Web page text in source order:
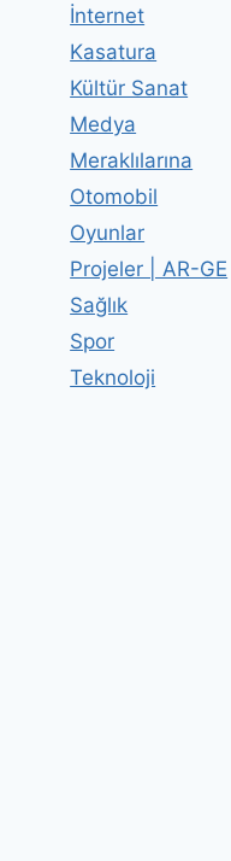
İnternet
Kasatura
Kültür Sanat
Medya
Meraklılarına
Otomobil
Oyunlar
Projeler | AR-GE
Sağlık
Spor
Teknoloji